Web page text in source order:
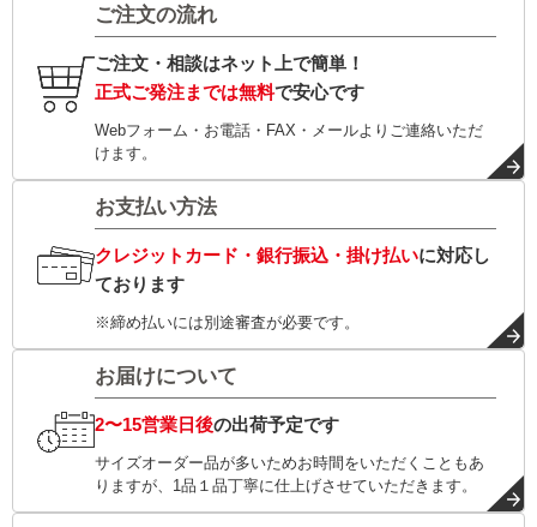
ご注文の流れ
ご注文・相談はネット上で簡単！
正式ご発注までは無料で安心です
Webフォーム・お電話・FAX・メールよりご連絡いただ
けます。
お支払い方法
クレジットカード・銀行振込・掛け払いに対応し
ております
※締め払いには別途審査が必要です。
お届けについて
2〜15営業日後の出荷予定です
サイズオーダー品が多いためお時間をいただくこともあ
りますが、1品１品丁寧に仕上げさせていただきます。